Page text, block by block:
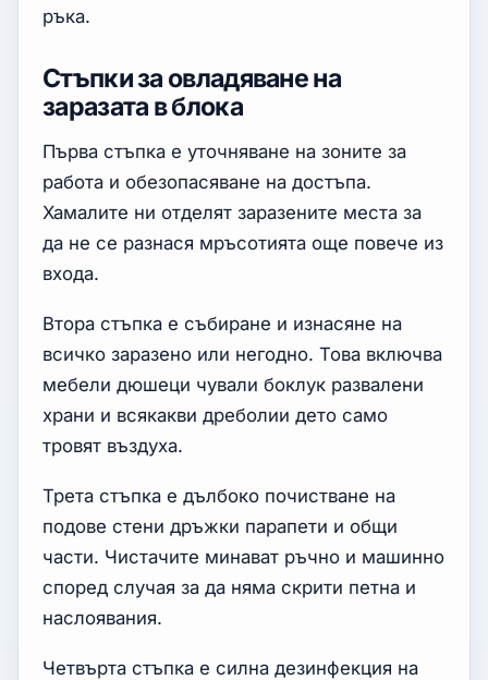
ръка.
Стъпки за овладяване на
заразата в блока
Първа стъпка е уточняване на зоните за
работа и обезопасяване на достъпа.
Хамалите ни отделят заразените места за
да не се разнася мръсотията още повече из
входа.
Втора стъпка е събиране и изнасяне на
всичко заразено или негодно. Това включва
мебели дюшеци чували боклук развалени
храни и всякакви дреболии дето само
тровят въздуха.
Трета стъпка е дълбоко почистване на
подове стени дръжки парапети и общи
части. Чистачите минават ръчно и машинно
според случая за да няма скрити петна и
наслоявания.
Четвърта стъпка е силна дезинфекция на